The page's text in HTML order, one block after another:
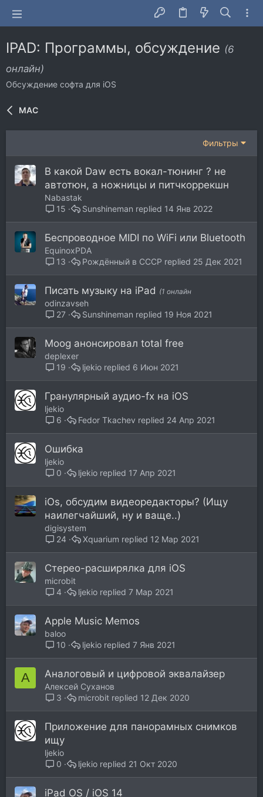
IPAD: Программы, обсуждение (6
онлайн)
Обсуждение софта для iOS
MAC
Фильтры
В какой Daw есть вокал-тюнинг ? не
автотюн, а ножницы и питчкоррекшн
Nabastak
15
14 Янв 2022
Sunshineman
Беспроводное MIDI по WiFi или Bluetooth
EquinoxPDA
13
25 Дек 2021
Рождённый в СССР
Писать музыку на iPad (1 онлайн
odinzavseh
27
19 Ноя 2021
Sunshineman
Moog анонсировал total free
deplexer
19
6 Июн 2021
ljekio
Гранулярный аудио-fx на iOS
ljekio
6
24 Апр 2021
Fedor Tkachev
Ошибка
ljekio
0
17 Апр 2021
ljekio
iOs, обсудим видеоредакторы? (Ищу
наилегчайший, ну и ваще..)
digisystem
24
12 Мар 2021
Xquarium
Стерео-расширялка для iOS
microbit
4
7 Мар 2021
ljekio
Apple Music Memos
baloo
10
7 Янв 2021
ljekio
А Аналоговый и цифровой эквалайзер
Алексей Суханов
3
12 Дек 2020
microbit
Приложение для панорамных снимков
ищу
ljekio
0
21 Окт 2020
ljekio
iPad OS / iOS 14